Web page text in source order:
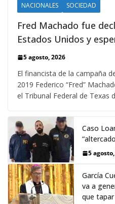
NACIONALES SOCIEDAD
Fred Machado fue
Estados Unidos y
5 agosto, 2026
El financista de la campaña
2019 Federico “Fred”
el Tribunal Federal de Texas
Caso
5
García
va a
que